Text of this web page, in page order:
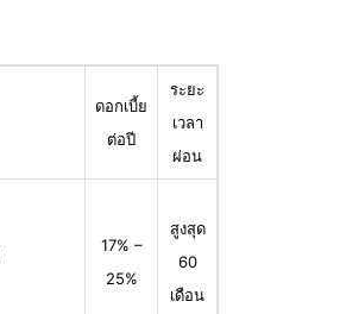
ดอกเบี้ย
ต่อปี
ระยะ
เวลา
ผ่อน
17% –
25%
สูงสุด
60
เดือน